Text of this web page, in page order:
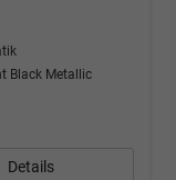
Black Metallic
Details